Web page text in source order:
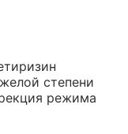
степени
режима